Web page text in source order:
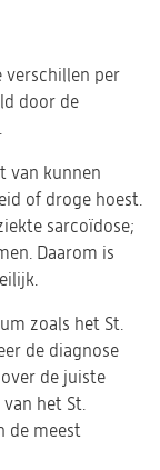
verschillen per
door de
van kunnen
of droge hoest.
sarcoïdose;
Daarom is
zoals het St.
de diagnose
de juiste
het St.
de meest